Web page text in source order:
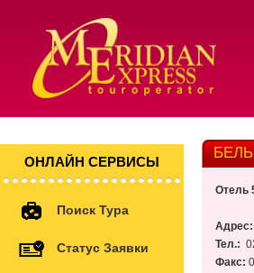
ОНЛАЙН СЕРВИСЫ
Поиск Тура
Статус Заявки
Отель
Адрес:
Тел.:
Факс: